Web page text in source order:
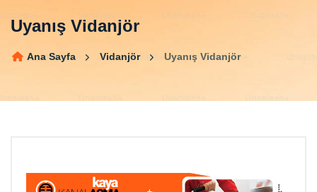
Uyanış Vidanjör
Ana Sayfa Vidanjör Uyanış Vidanjör